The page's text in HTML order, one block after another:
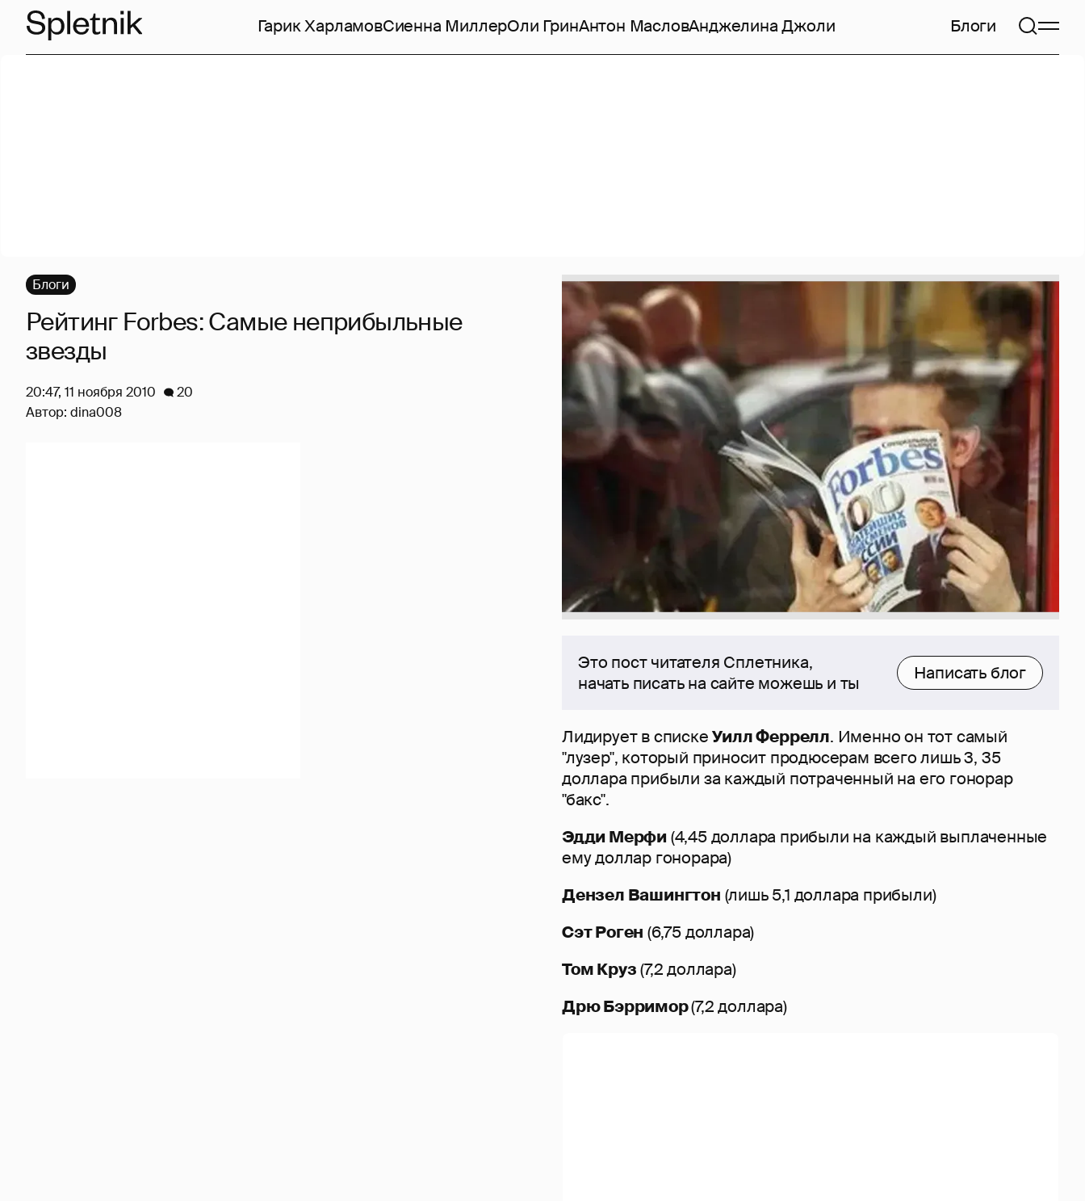
Гарик ХарламовСиенна МиллерОли ГринАнтон МасловАнджелина Джоли Блоги
Это пост читателя Сплетника,
начать писать на сайте можешь и ты
Написать блог
Лидирует в спискеУилл Феррелл. Именно он тот самый
"лузер", который приносит продюсерам всего лишь 3, 35
доллара прибыли за каждый потраченный на его гонорар
"бакс".
Эдди Мерфи (4,45 доллара прибыли на каждый выплаченные
ему доллар гонорара)
Дензел Вашингтон (лишь 5,1 доллара прибыли)
Сэт Роген (6,75 доллара)
Том Круз(7,2 доллара)
Дрю Бэрримор(7,2 доллара)
Блоги
Рейтинг Forbes: Самые неприбыльные
звезды
20:47, 11 ноября 2010
20
Автор: dina008